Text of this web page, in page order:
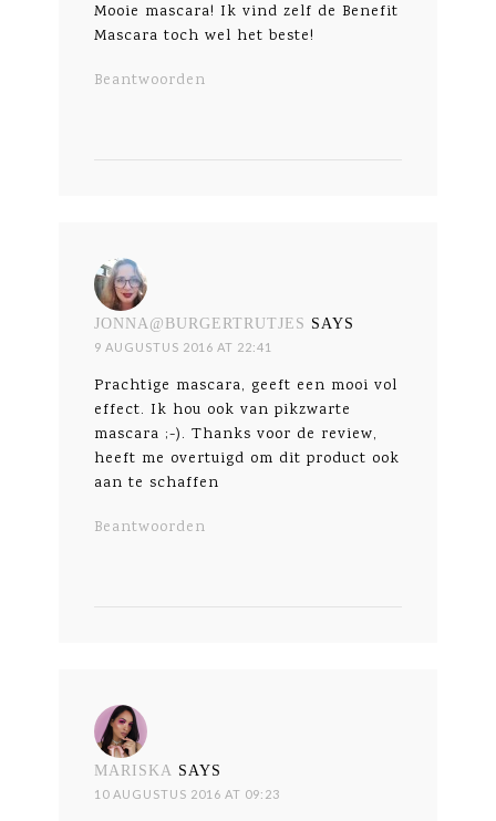
Mooie mascara! Ik vind zelf de Benefit
Mascara toch wel het beste!
Beantwoorden
JONNA@BURGERTRUTJES SAYS
9 AUGUSTUS 2016 AT 22:41
Prachtige mascara, geeft een mooi vol
effect. Ik hou ook van pikzwarte
mascara ;-). Thanks voor de review,
heeft me overtuigd om dit product ook
aan te schaffen
Beantwoorden
MARISKA SAYS
10 AUGUSTUS 2016 AT 09:23